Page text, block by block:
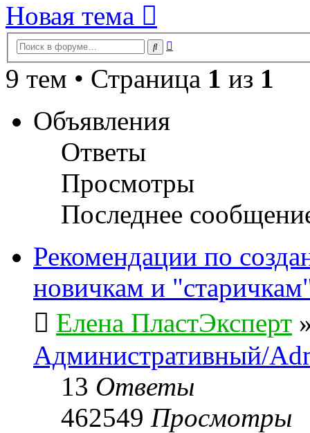
Новая тема
Поиск
9 тем • Страница 1 из 1
Объявления
Ответы
Просмотры
Последнее
Рекомендации по
новичкам и
Елена ПластЭксперт
Административный/
13 Ответы
462549 Просмотры